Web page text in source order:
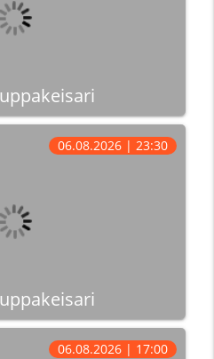
06.08.2026 | 23:30
06.08.2026 | 17:00